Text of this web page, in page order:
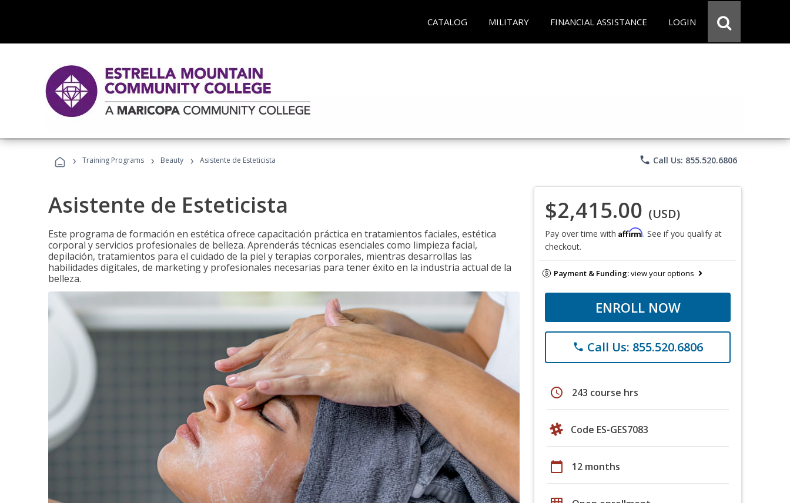
CATALOG MILITARY FINANCIAL ASSISTANCE LOGIN
› Training Programs › Beauty › Asistente de Esteticista phone Call Us: 855.520.6806
Asistente de Esteticista
Este programa de formación en estética ofrece capacitación práctica en tratamientos faciales, estética
corporal y servicios profesionales de belleza. Aprenderás técnicas esenciales como limpieza facial,
depilación, tratamientos para el cuidado de la piel y terapias corporales, mientras desarrollas las
habilidades digitales, de marketing y profesionales necesarias para tener éxito en la industria actual de la
belleza.
$2,415.00 (USD)
Pay over time with Affirm. See if you qualify at
checkout.
Payment & Funding:view your options
ENROLL NOW
phone Call Us: 855.520.6806
schedule 243 course hrs
Code ES-GES7083
calendar_today 12 months